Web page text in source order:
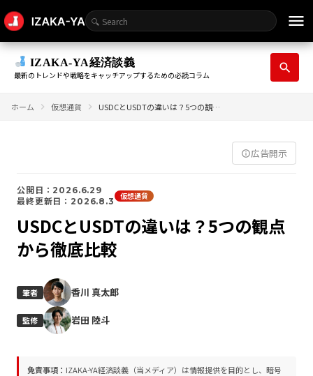
menu
IZAKA-YA経済談義
最新のトレンドや戦略をキャッチアップするための必読コラム
search
ホーム 仮想通貨 USDCとUSDTの違いは？5つの観点から徹底比較
info_outline広告開示
公開日：2026.6.29
最終更新日：2026.8.3
仮想通貨
USDCとUSDTの違いは？5つの観点
から徹底比較
筆者 香川 真太郎
監修 岩田 陸斗
免責事項： IZAKA-YA経済談義（当メディア）は情報提供を目的とし、暗号